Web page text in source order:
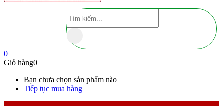
0
Giỏ hàng0
Bạn chưa chọn sản phẩm nào
Tiếp tục mua hàng